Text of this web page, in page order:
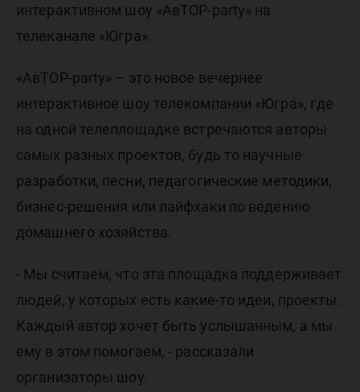
«АвТОР-
party»
интерактивном шоу «АвТОР-party» на
телеканале «Югра».
«AвТОР-party» – это новое вечернее
интерактивное шоу телекомпании «Югра», где
на одной телеплощадке встречаются авторы
самых разных проектов, будь то научные
разработки, песни, педагогические методики,
бизнес-решения или лайфхаки по ведению
домашнего хозяйства.
- Мы считаем, что эта площадка поддерживает
людей, у которых есть какие-то идеи, проекты.
Каждый автор хочет быть услышанным, а мы
ему в этом помогаем, - рассказали
организаторы шоу.